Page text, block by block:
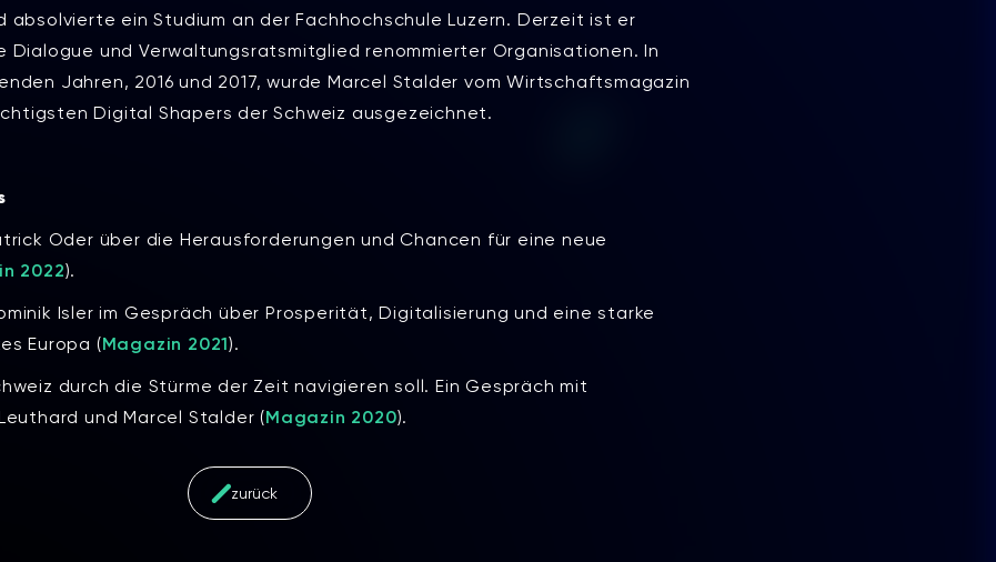
ein Studium an der Fachhochschule Luzern. Derzeit ist er
Dialogue und Verwaltungsratsmitglied renommierter Organisationen. In
Jahren, 2016 und 2017, wurde Marcel Stalder vom Wirtschaftsmagazin
Digital Shapers der Schweiz ausgezeichnet.
Oder über die Herausforderungen und Chancen für eine neue
2022).
Isler im Gespräch über Prosperität, Digitalisierung und eine starke
Europa (Magazin 2021).
durch die Stürme der Zeit navigieren soll. Ein Gespräch mit
und Marcel Stalder (Magazin 2020).
zurück